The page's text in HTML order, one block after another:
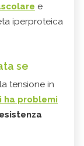
e
iperproteica
se
tensione in
ha problemi